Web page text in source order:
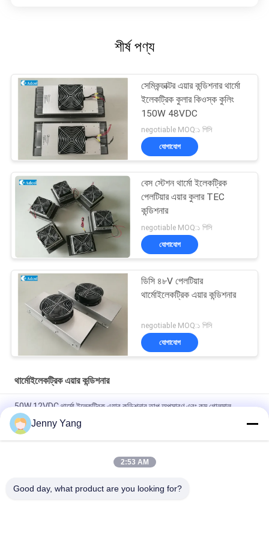
শীর্ষ পণ্য
সেমিকন্ডাক্টর এয়ার কন্ডিশনার থার্মো
ইলেকট্রিক কুলার কিওস্ক কুলিং
150W 48VDC
negotiable MOQ:১ পিসি
যোগাযোগ
বেস স্টেশন থার্মো ইলেকট্রিক
পেলটিয়ার এয়ার কুলার TEC
কন্ডিশনার
negotiable MOQ:১ পিসি
যোগাযোগ
ডিসি ৪৮V পেলটিয়ার
থার্মোইলেকট্রিক এয়ার কন্ডিশনার
negotiable MOQ:১ পিসি
যোগাযোগ
থার্মোইলেকট্রিক এয়ার কন্ডিশনার
50W 12VDC থার্মো ইলেকট্রিক এয়ার কন্ডিশনার তাপ অপসারণ এবং কম গোলমাল
অপারেশন সঙ্গে বহিরঙ্গন এবং অভ্যন্তরীণ কিওস্ক জন্য ডিজাইন
কমপ্যাক্ট ডিজাইন এবং সলিড স্টেট অপারেশন সহ 200W 48VDC থার্মো ইলেকট্রিক এয়ার
Jenny Yang
2:53 AM
Good day, what product are you looking for?